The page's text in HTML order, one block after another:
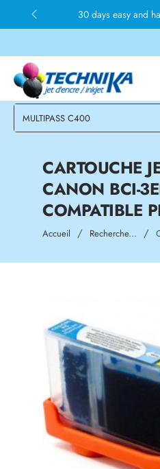
30 days easy and
CARTOUCHE
CANON BCI-
COMPATIBLE
Accueil homeRecherche...